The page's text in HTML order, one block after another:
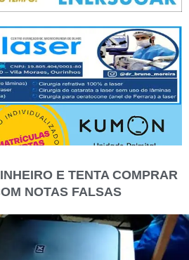
E TENTA COMPRAR
NOTAS FALSAS